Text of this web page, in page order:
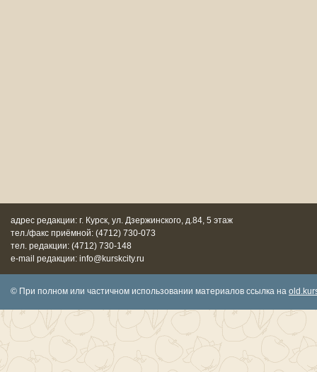
адрес редакции: г. Курск, ул. Дзержинского, д.84, 5 этаж
тел./факс приёмной: (4712) 730-073
тел. редакции: (4712) 730-148
e-mail редакции: info@kurskcity.ru
© При полном или частичном использовании материалов ссылка на